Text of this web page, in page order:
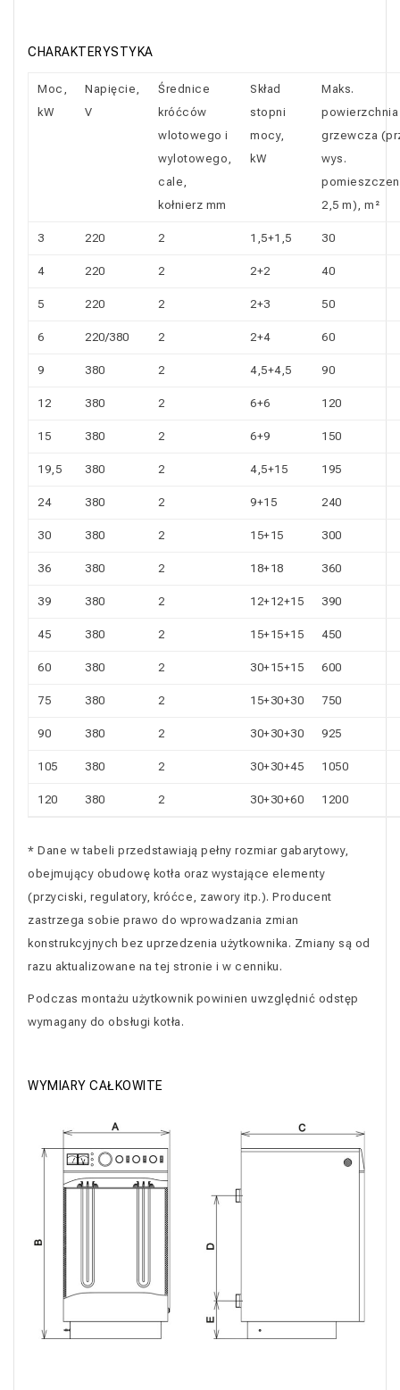
CHARAKTERYSTYKA
Moc,
kW
Napięcie,
V
Średnice
króćców
wlotowego i
wylotowego,
cale,
kołnierz mm
Skład
stopni
mocy,
kW
Maks.
powierzchnia
grzewcza
wys.
2,5 m), m²
3 220 2 1,5+1,5 30
4 220 2 2+2 40
5 220 2 2+3 50
6 220/380 2 2+4 60
9 380 2 4,5+4,5 90
12 380 2 6+6 120
15 380 2 6+9 150
19,5 380 2 4,5+15 195
24 380 2 9+15 240
30 380 2 15+15 300
36 380 2 18+18 360
39 380 2 12+12+15 390
45 380 2 15+15+15 450
60 380 2 30+15+15 600
75 380 2 15+30+30 750
90 380 2 30+30+30 925
105 380 2 30+30+45 1050
120 380 2 30+30+60 1200
* Dane w tabeli przedstawiają pełny rozmiar gabarytowy,
obejmujący obudowę kotła oraz wystające elementy
(przyciski, regulatory, króćce, zawory itp.). Producent
zastrzega sobie prawo do wprowadzania zmian
konstrukcyjnych bez uprzedzenia użytkownika. Zmiany są od
razu aktualizowane na tej stronie i w cenniku.
Podczas montażu użytkownik powinien uwzględnić odstęp
wymagany do obsługi kotła.
WYMIARY CAŁKOWITE